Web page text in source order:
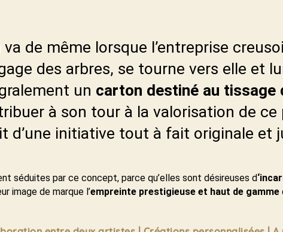
va de même lorsque l’entreprise
des arbres, se tourne vers elle et
un carton destiné au tissage
à son tour à la valorisation de
d’une initiative tout à fait originale et
séduites par ce concept, parce qu’elles sont désireuses d
image de marque l’empreinte prestigieuse et haut de gamme